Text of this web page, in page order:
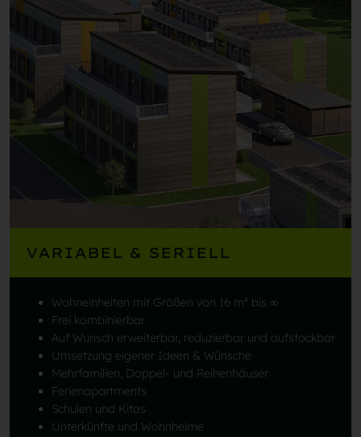
VARIABEL & SERIELL
Wohneinheiten mit Größen von 16 m² bis ∞
Frei kombinierbar
Auf Wunsch erweiterbar, reduzierbar und aufstockbar
Umsetzung eigener Ideen & Wünsche
Mehrfamilien, Doppel- und Reihenhäuser
Ferienapartments
Schulen und Kitas
Unterkünfte und Wohnheime